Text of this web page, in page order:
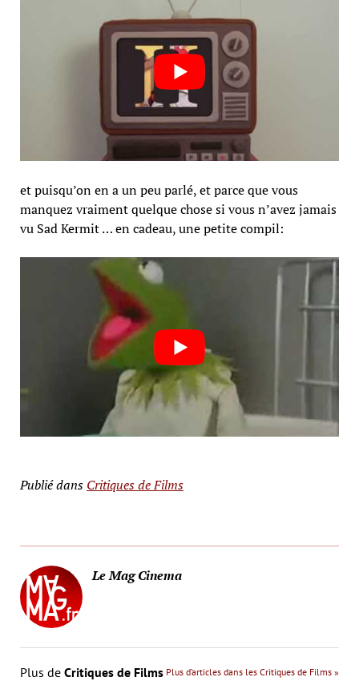
et puisqu’on en a un peu parlé, et parce que vous
manquez vraiment quelque chose si vous n’avez jamais
vu Sad Kermit … en cadeau, une petite compil:
Publié dans Critiques de Films
Le Mag Cinema
Plus de Critiques de Films Plus d’articles dans les Critiques de Films »